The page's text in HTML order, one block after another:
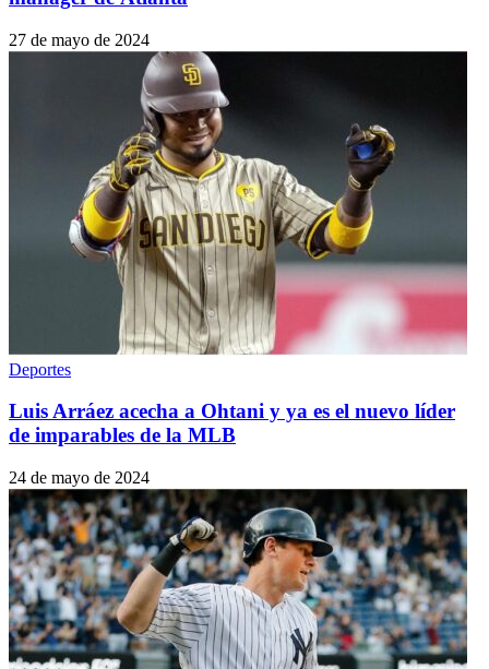
27 de mayo de 2024
Deportes
Luis Arráez acecha a Ohtani y ya es el nuevo líder
de imparables de la MLB
24 de mayo de 2024